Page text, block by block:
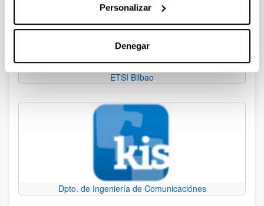
Personalizar
Denegar
ETSI Bilbao
Dpto. de Ingeniería de Comunicaciónes